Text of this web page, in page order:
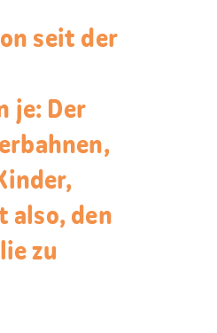
seit der
je: Der
also, den
zu